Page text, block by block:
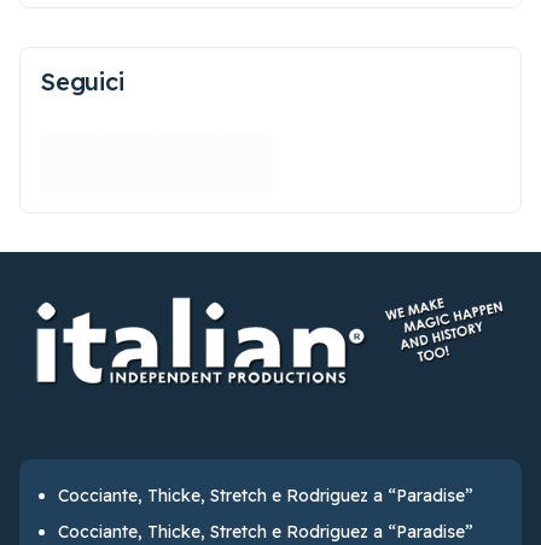
Seguici
Cocciante, Thicke, Stretch e Rodriguez a “Paradise”
Cocciante, Thicke, Stretch e Rodriguez a “Paradise”